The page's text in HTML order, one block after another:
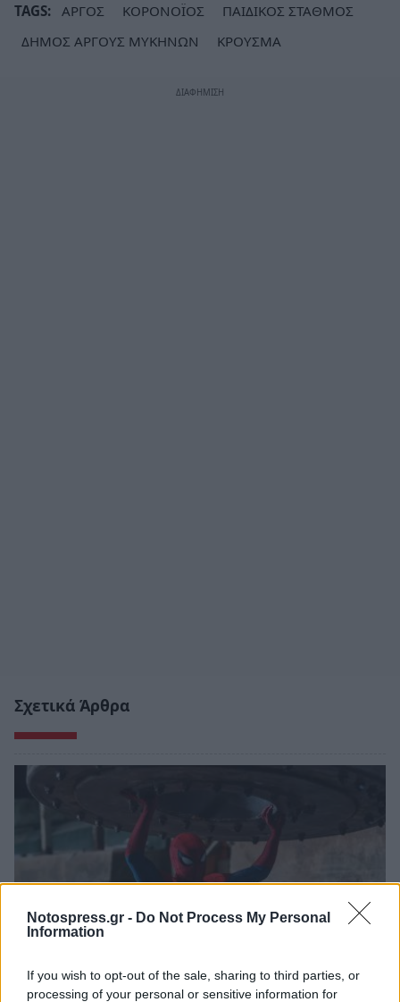
Notospress.gr - Do Not Process My Personal
Information
If you wish to opt-out of the sale, sharing to third parties, or
processing of your personal or sensitive information for
TAGS: ΑΡΓΟΣ ΚΟΡΟΝΟΪΟΣ
ΠΑΙΔΙΚΟΣ ΣΤΑΘΜΟΣ
ΔΗΜΟΣ ΑΡΓΟΥΣ ΜΥΚΗΝΩΝ
ΚΡΟΥΣΜΑ
Σχετικά Άρθρα